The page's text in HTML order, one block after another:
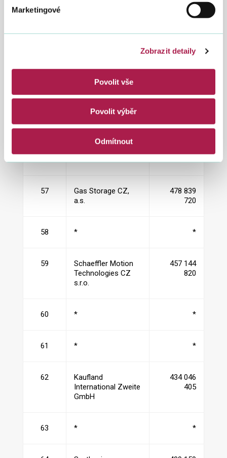
Marketingové
Zobrazit detaily
Povolit vše
Povolit výběr
Odmítnout
477
53
ČSOB Hypoteční
536 519
194
CS CABOT, spol. s
republiky, s.p.
210
57
Gas Storage CZ,
a.s.
478 839
720
58 * *
59
Schaeffler Motion
Technologies CZ
s.r.o.
457 144
820
60 * *
61 * *
62
Kaufland
International Zweite
GmbH
434 046
405
63 * *